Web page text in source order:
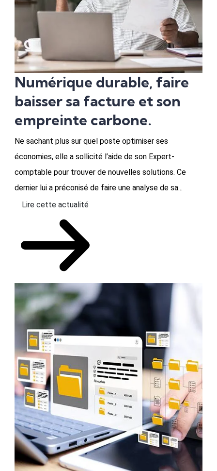
Numérique durable, faire
baisser sa facture et son
empreinte carbone.
Ne sachant plus sur quel poste optimiser ses
économies, elle a sollicité l’aide de son Expert-
comptable pour trouver de nouvelles solutions. Ce
dernier lui a préconisé de faire une analyse de sa...
Lire cette actualité